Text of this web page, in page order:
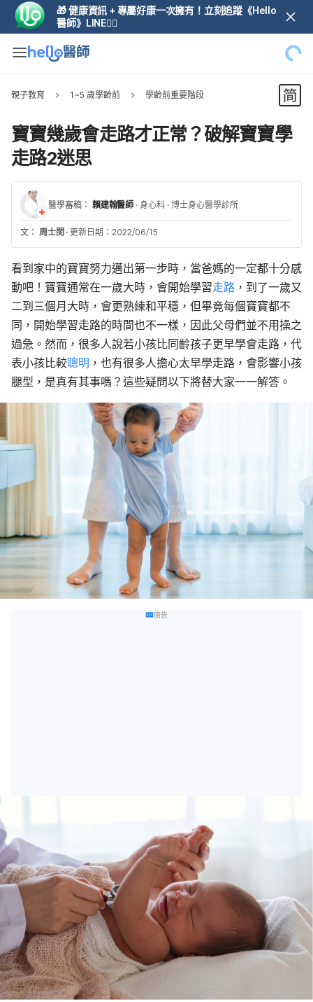
🎁 健康資訊 + 專屬好康一次擁有！立刻追蹤《Hello
醫師》LINE👆🏼
親子教育 1~5 歲學齡前 學齡前重要階段
寶寶幾歲會走路才正常？破解寶寶學
走路2迷思
醫學審稿： 賴建翰醫師 · 身心科 · 博士身心醫學診所
文： 周士閔 · 更新日期：2022/06/15
看到家中的寶寶努力邁出第一步時，當爸媽的一定都十分感
動吧！寶寶通常在一歲大時，會開始學習走路 ， 到了一歲又
二到三個月大時 ，會更熟練和平穩，但畢竟每個寶寶都不
同，開始學習走路的時間也不一樣，因此父母們並不用操之
過急。然而，很多人說若小孩比同齡孩子更早學會走路，代
表小孩比較聰明 ，也有很多人擔心太早學走路，會影響小孩
腿型，是真有其事嗎？這些疑問以下將替大家一一解答。
廣告